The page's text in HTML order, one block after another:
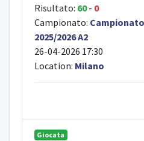
Risultato: 60- 0
Campionato:
2025/2026 A2
26-04-2026 17:30
Location: Milano
Giocata